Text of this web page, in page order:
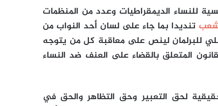
للنساء الديمقراطيات وعدد من المنظمات
تنديدا بما جاء على لسان أحد النواب من
للبرلمان لينص على معاقبة كل من يتوجه
المتعلق بالقضاء على العنف ضد النساء
لحق التعبير وحق التظاهر والحق في